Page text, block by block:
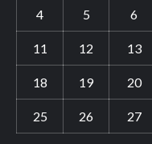
4 5 6
11 12 13
18 19 20
25 26 27